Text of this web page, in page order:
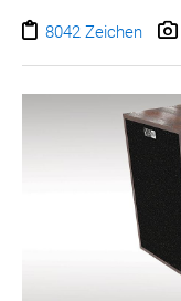
mutig neu
von Vintage-Hi-Fi
und
Weitere
Bild- und
8042 Zeichen